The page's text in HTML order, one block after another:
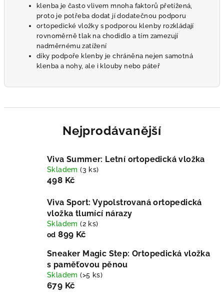
klenba je často vlivem mnoha faktorů přetížená,
proto je potřeba dodat jí dodatečnou podporu
ortopedické vložky s podporou klenby rozkládají
rovnoměrně tlak na chodidlo a tím zamezují
nadměrnému zatížení
díky podpoře klenby je chráněna nejen samotná
klenba a nohy, ale i klouby nebo páteř
Nejprodávanější
Viva Summer: Letní ortopedická vložka
Skladem(3 ks)
498 Kč
Viva Sport: Vypolstrovaná ortopedická
vložka tlumící nárazy
Skladem(2 ks)
od 899 Kč
Sneaker Magic Step: Ortopedická vložka
s paměťovou pěnou
Skladem(>5 ks)
679 Kč